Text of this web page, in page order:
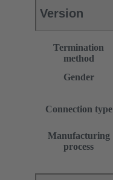
Version
Termination
method
Gender
Connection type
Manufacturing
process